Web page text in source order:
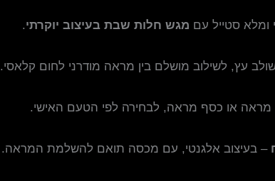
ומלא סטייל עם מגש חלות שבת בעיצוב יוקרתי.
עץ, לשילוב מושלם בין מראה מודרני לחום קלאסי.
מראה או כסף מראה, לבחירה לפי הטעם האישי.
– בעיצוב אלגנטי, עם מכסה תואם להשלמת המראה.